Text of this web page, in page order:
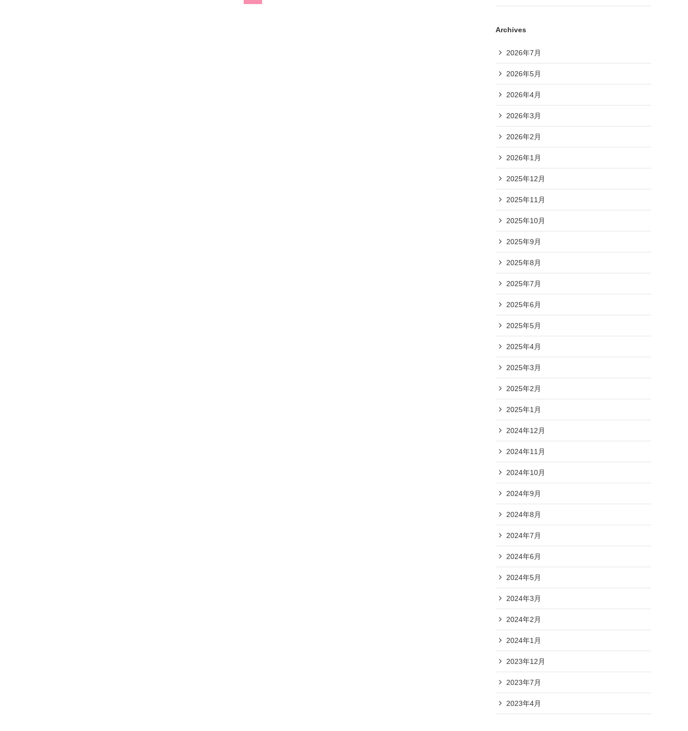
Archives
2026年7月
2026年5月
2026年4月
2026年3月
2026年2月
2026年1月
2025年12月
2025年11月
2025年10月
2025年9月
2025年8月
2025年7月
2025年6月
2025年5月
2025年4月
2025年3月
2025年2月
2025年1月
2024年12月
2024年11月
2024年10月
2024年9月
2024年8月
2024年7月
2024年6月
2024年5月
2024年3月
2024年2月
2024年1月
2023年12月
2023年7月
2023年4月